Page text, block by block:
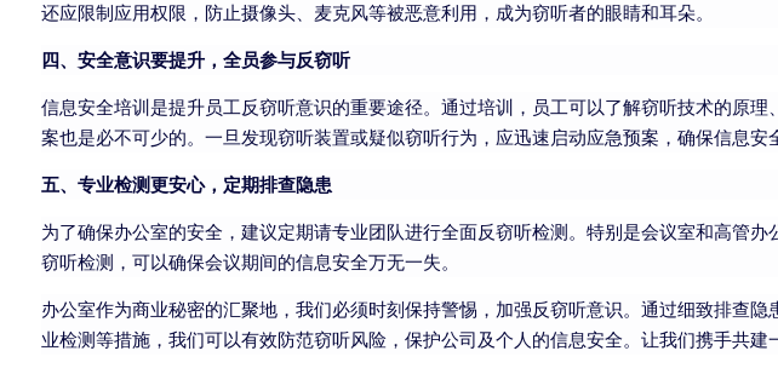
还应限制应用权限，防止摄像头、麦克风等被恶意利用，成为窃听者的眼睛和耳朵。
四、安全意识要提升，全员参与反窃听
信息安全培训是提升员工反窃听意识的重要途径。通过培训，员工可以了解窃听技术的原
案也是必不可少的。一旦发现窃听装置或疑似窃听行为，应迅速启动应急预案，确保信息安
五、专业检测更安心，定期排查隐患
为了确保办公室的安全，建议定期请专业团队进行全面反窃听检测。特别是会议室和高管
窃听检测，可以确保会议期间的信息安全万无一失。
办公室作为商业秘密的汇聚地，我们必须时刻保持警惕，加强反窃听意识。通过细致排查
业检测等措施，我们可以有效防范窃听风险，保护公司及个人的信息安全。让我们携手共建